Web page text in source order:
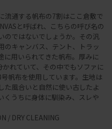
流通する帆布の7割はここ倉敷で
と呼ばれ、こちらの呼び名の
のではないでしょうか。その汎
のキャンバス、テント、トラッ
に用いられてきた帆布。厚みに
れていて、その中でもソファに
帆布を使用しています。生地は
た風合いと自然に使い古したよ
くうちに身体に馴染み、スレや
/ DRY CLEANING